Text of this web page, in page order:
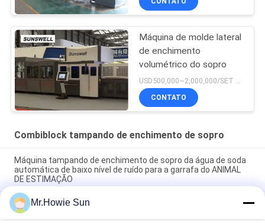
Máquina de molde lateral
de enchimento
volumétrico do sopro
USD500,000~2,000,000/SET MOQ:1 conjunto
CONTATO
Combiblock tampando de enchimento de sopro
Máquina tampando de enchimento de sopro da água de soda
automática de baixo nível de ruído para a garrafa do ANIMAL
DE ESTIMAÇÃO
máquina de 330ml 550ml 1500ml Combiblock/linha de
produção tampando de enchimento de sopro
Mr.Howie Sun